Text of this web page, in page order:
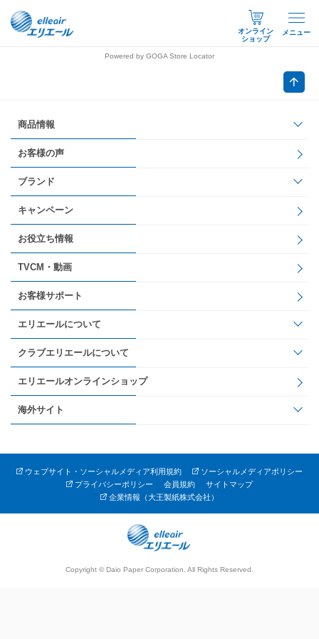
オンライン
ショップ
メニュー
Powered by GOGA Store Locator
商品情報
お客様の声
ブランド
キャンペーン
お役立ち情報
TVCM・動画
お客様サポート
エリエールについて
クラブエリエールについて
エリエールオンラインショップ
海外サイト
ウェブサイト・ソーシャルメディア利用規約
ソーシャルメディアポリシー
プライバシーポリシー
会員規約
サイトマップ
企業情報（大王製紙株式会社）
Copyright © Daio Paper Corporation. All Rights Reserved.